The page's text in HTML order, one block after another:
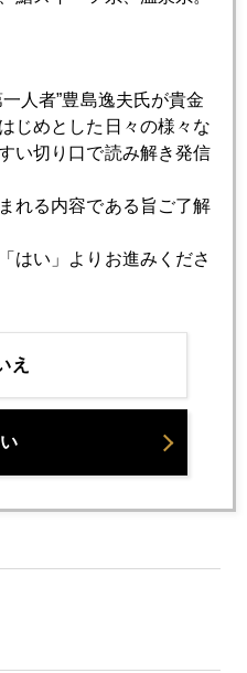
心需要」
人者”豊島逸夫氏が貴金
じめとした日々の様々な
い切り口で読み解き発信
れる内容である旨ご了解
はい」よりお進みくださ
え